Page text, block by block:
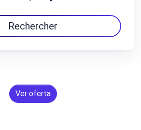
Rechercher
Ver oferta